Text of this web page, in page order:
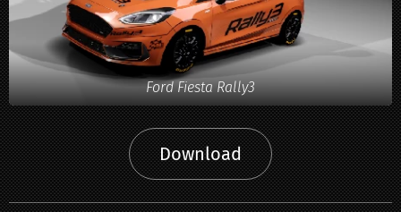
Ford Fiesta Rally3
Download